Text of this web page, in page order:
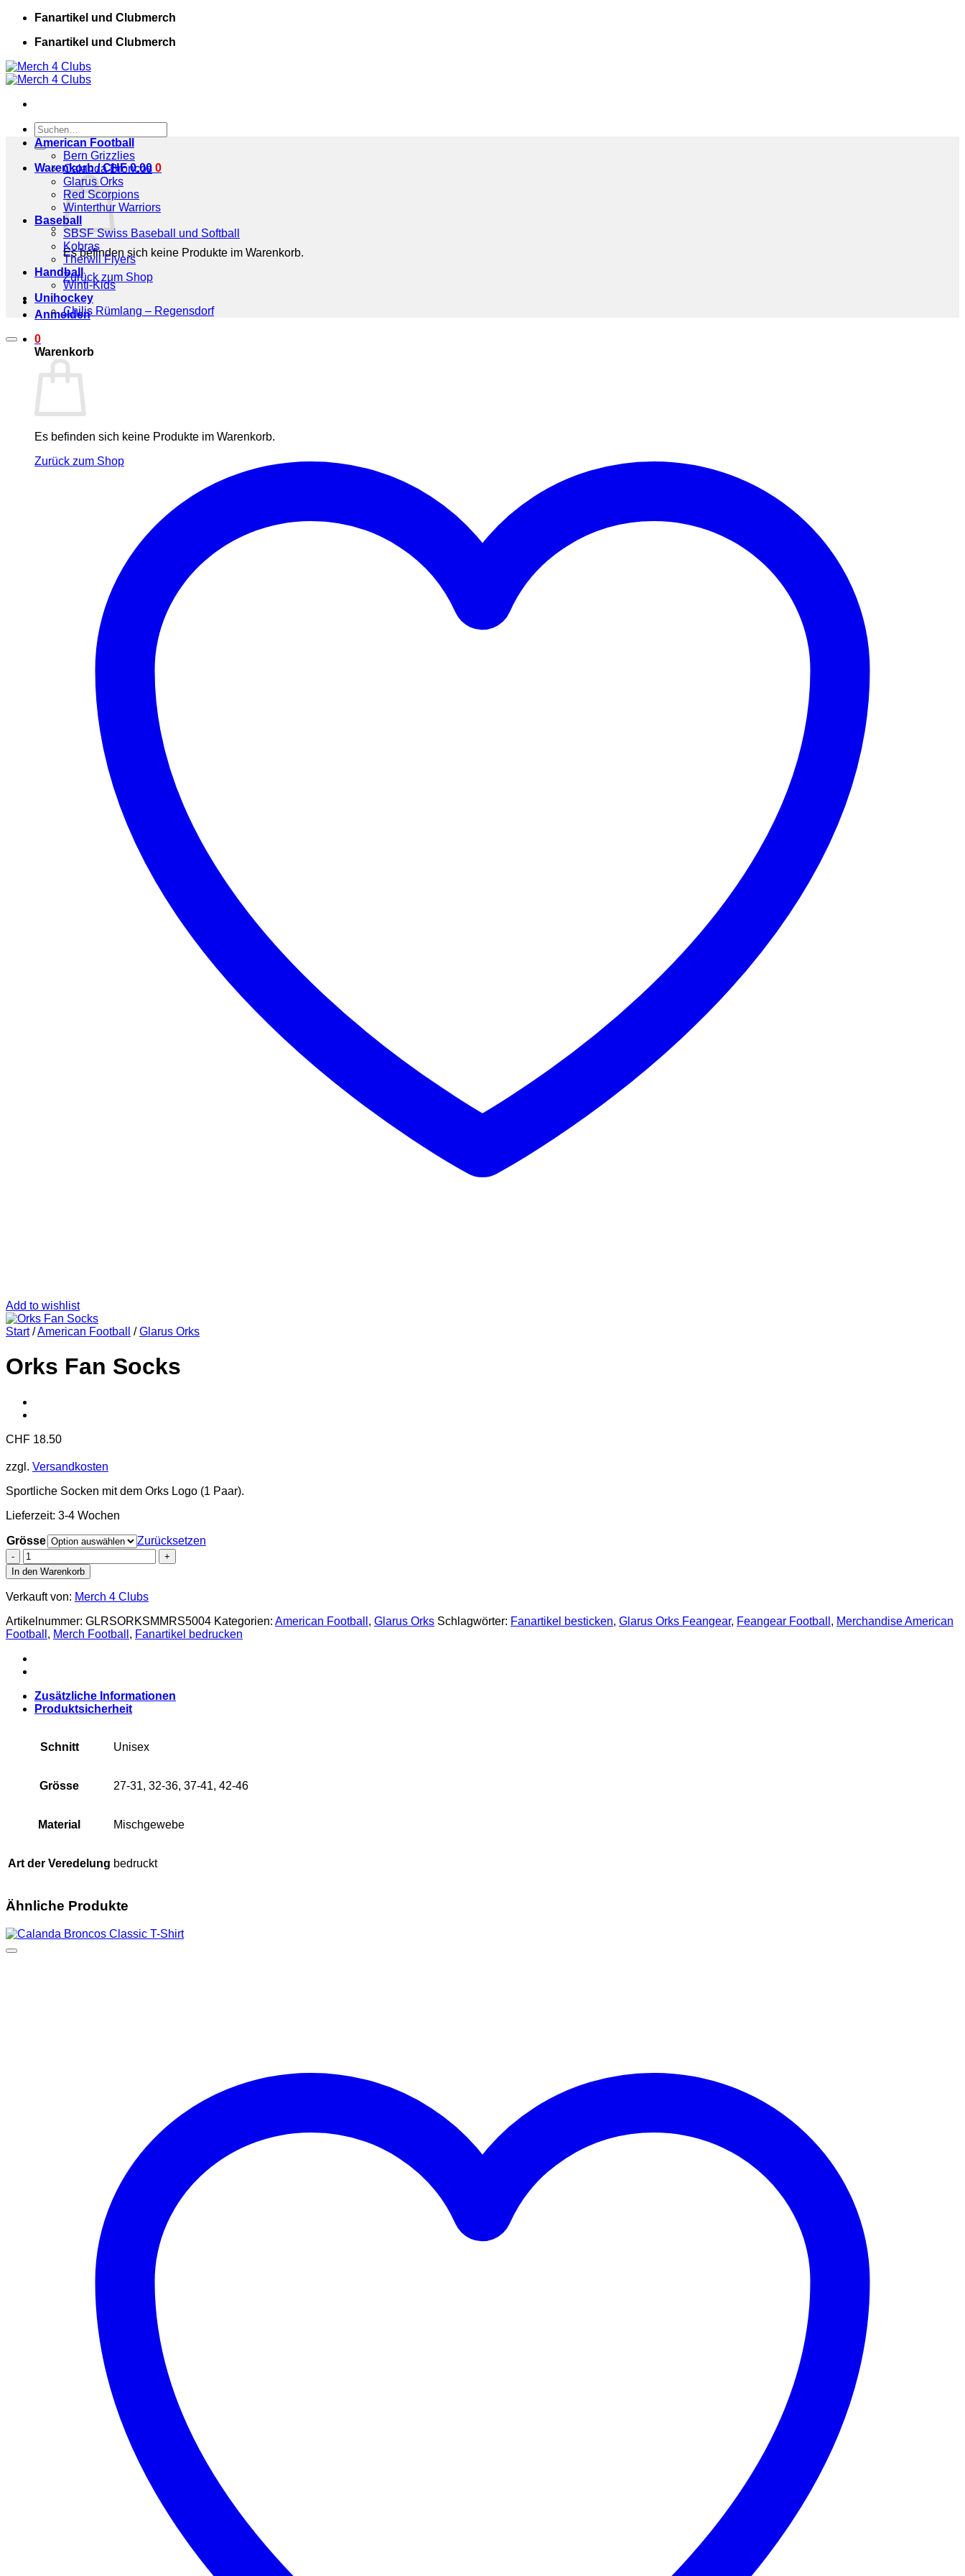
Zum
springen
Fanartikel und Clubmerch
Fanartikel und Clubmerch
Suchen
nach:
Warenkorb /CHF0.00 0
Es befinden sich keine Produkte im Warenkorb.
Zurück zum Shop
Anmelden
0
Warenkorb
Es befinden sich keine Produkte im Warenkorb.
Zurück zum Shop
American Football
Bern Grizzlies
Calanda Broncos
Glarus Orks
Red Scorpions
Winterthur Warriors
Baseball
SBSF Swiss Baseball und Softball
Kobras
Therwil Flyers
Handball
Winti-Kids
Unihockey
Chilis Rümlang – Regensdorf
Add to wishlist
Start /American Football / Glarus Orks
Orks Fan Socks
CHF 18.50
zzgl. Versandkosten
Sportliche Socken mit dem Orks Logo (1 Paar).
Lieferzeit: 3-4 Wochen
Grösse
Zurücksetzen
Orks
Fan
Socks
Menge
In den Warenkorb
Verkauft von: Merch 4 Clubs
Artikelnummer: GLRSORKSMMRS5004 Kategorien: American Football , Glarus Orks Schlagwörter: Fanartikel besticken, Glarus Orks Feangear, Feangear Football , Merchandise American
Football , Merch Football , Fanartikel bedrucken
Zusätzliche Informationen
Produktsicherheit
Schnitt Unisex
Grösse 27-31, 32-36, 37-41, 42-46
Material Mischgewebe
Art der Veredelung bedruckt
Ähnliche Produkte